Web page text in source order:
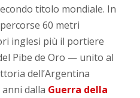
titolo mondiale. In
60 metri
inglesi più il portiere
Pibe de Oro — unito al
dell’Argentina
dalla Guerra della